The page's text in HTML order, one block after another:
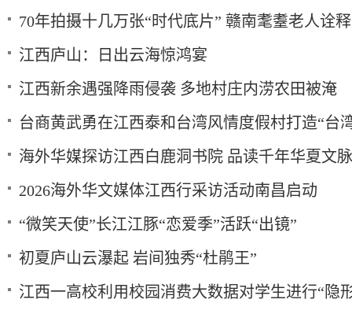
70年拍摄十几万张“时代底片” 赣南耄耋老人诠
江西庐山：日出云海惊鸿宴
江西新余遇强降雨侵袭 多地村庄内涝农田被淹
台商黄武勇在江西泰和台湾风情度假村打造“台
海外华媒探访江西白鹿洞书院 品读千年华夏文脉
2026海外华文媒体江西行采访活动南昌启动
“微笑天使”长江江豚“恋爱季”活跃“出镜”
初夏庐山云瀑起 岩间独秀“杜鹃王”
江西一高校利用校园消费大数据对学生进行“隐